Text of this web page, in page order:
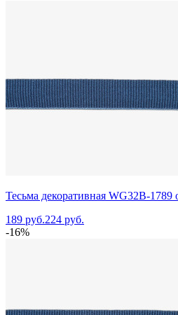
Тесьма декоративная WG32B-1789
189 руб.224 руб.
-16%